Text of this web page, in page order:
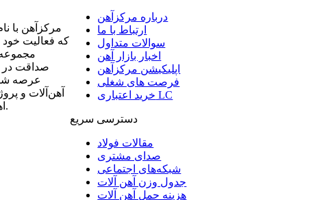
که فعالیت
صداقت در
عرصه
آهن‌آلات و
اهداف صنعتی و اقتصادی ایران عزیزمان داشته باشیم.
درباره مرکزآهن
ارتباط با ما
سوالات متداول
اخبار بازار آهن
اپلیکیشن مرکزآهن
فرصت های شغلی
خرید اعتباری LC
دسترسی سریع
مقالات فولاد
صدای مشتری
شبکه‌های اجتماعی
جدول وزن آهن آلات
هزینه حمل آهن آلات